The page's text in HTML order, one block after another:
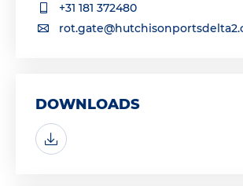
+31 181 372480
DOWNLOADS